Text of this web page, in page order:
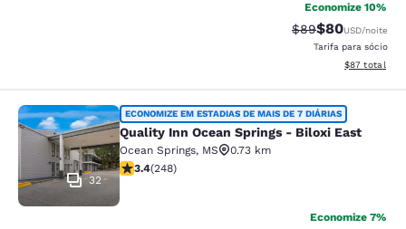
Economize 10%
Tarifa anterior
$89Tarifa com
$80USD/noite
Tarifa para sócio
Exibir
$87 total
Quality Inn Ocean Springs - Biloxi
32
ECONOMIZE EM ESTADIAS DE MAIS DE 7 DIÁRIAS
Quality Inn Ocean Springs - Biloxi East
Ocean Springs, MS
0.73 km
classificação 3.41 estrelas. Bom. 248 avaliações
3.4(248)
Economize 7%